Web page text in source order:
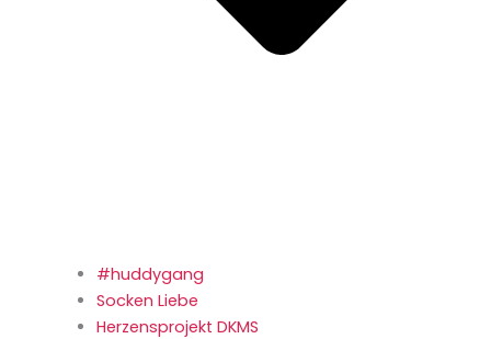
#huddygang
Socken Liebe
Herzensprojekt DKMS